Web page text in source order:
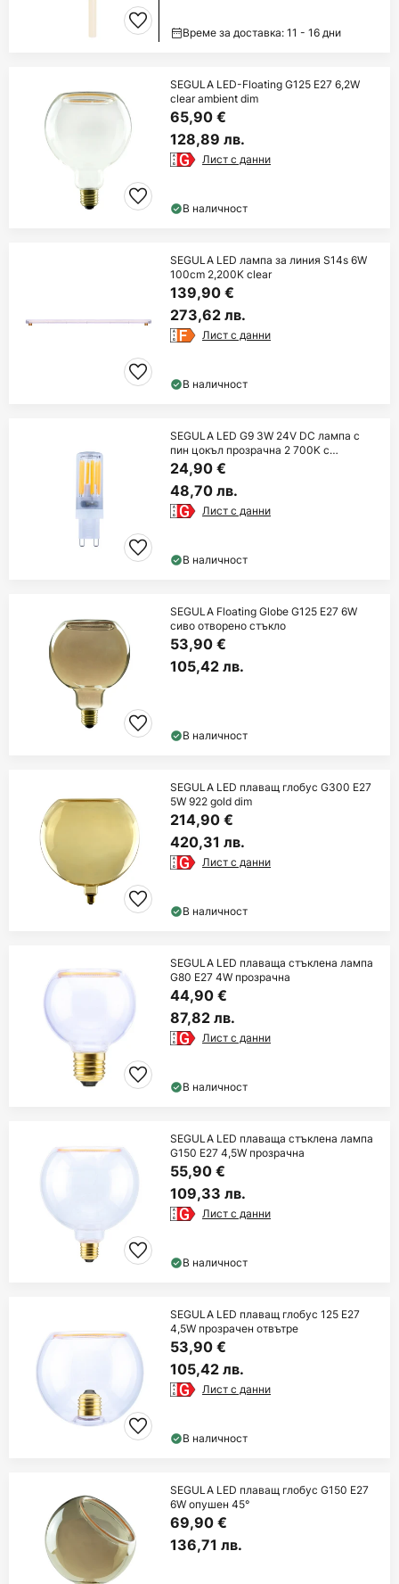
Време за доставка: 11 - 16 дни
SEGULA LED-Floating G125 E27 6,2W
clear ambient dim
65,90 €
128,89 лв.
Лист с данни
В наличност
SEGULA LED лампа за линия S14s 6W
100cm 2,200K clear
139,90 €
273,62 лв.
Лист с данни
В наличност
SEGULA LED G9 3W 24V DC лампа с
пин цокъл прозрачна 2 700K с
възможност за
24,90 €
48,70 лв.
Лист с данни
В наличност
SEGULA Floating Globe G125 E27 6W
сиво отворено стъкло
53,90 €
105,42 лв.
В наличност
SEGULA LED плаващ глобус G300 E27
5W 922 gold dim
214,90 €
420,31 лв.
Лист с данни
В наличност
SEGULA LED плаваща стъклена лампа
G80 E27 4W прозрачна
44,90 €
87,82 лв.
Лист с данни
В наличност
SEGULA LED плаваща стъклена лампа
G150 E27 4,5W прозрачна
55,90 €
109,33 лв.
Лист с данни
В наличност
SEGULA LED плаващ глобус 125 E27
4,5W прозрачен отвътре
53,90 €
105,42 лв.
Лист с данни
В наличност
SEGULA LED плаващ глобус G150 E27
6W опушен 45°
69,90 €
136,71 лв.